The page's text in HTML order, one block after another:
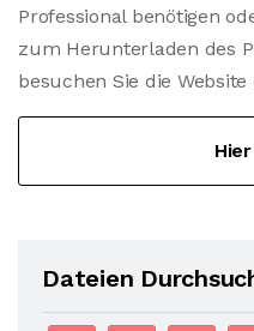
Professional benötigen
zum Herunterladen des
besuchen Sie die
Dateien